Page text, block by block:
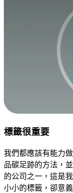
標籤很重要
我們都應該有能力
品碳足跡的方法，
的公司之一，這是
小小的標籤，卻意義